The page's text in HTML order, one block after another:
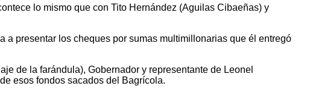
lo mismo que con Tito Hernández (Aguilas Cibaeñas) y
presentar los cheques por sumas multimillonarias que él entregó
de la farándula), Gobernador y representante de Leonel
esos fondos sacados del Bagrícola.